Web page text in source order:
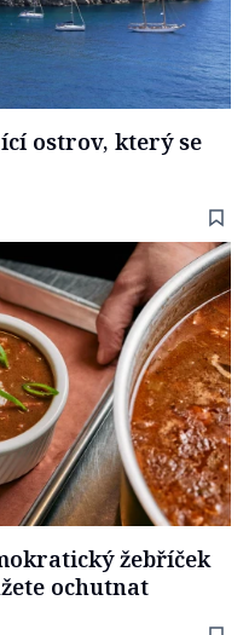
ostrov, který se
žebříček
ochutnat